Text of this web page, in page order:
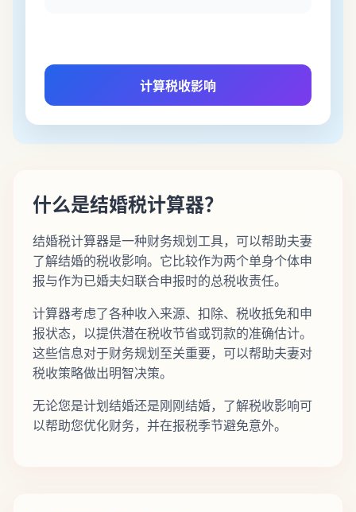
计算税收影响
什么是结婚税计算器？
结婚税计算器是一种财务规划工具，可以帮助夫妻
了解结婚的税收影响。它比较作为两个单身个体申
报与作为已婚夫妇联合申报时的总税收责任。
计算器考虑了各种收入来源、扣除、税收抵免和申
报状态，以提供潜在税收节省或罚款的准确估计。
这些信息对于财务规划至关重要，可以帮助夫妻对
税收策略做出明智决策。
无论您是计划结婚还是刚刚结婚，了解税收影响可
以帮助您优化财务，并在报税季节避免意外。